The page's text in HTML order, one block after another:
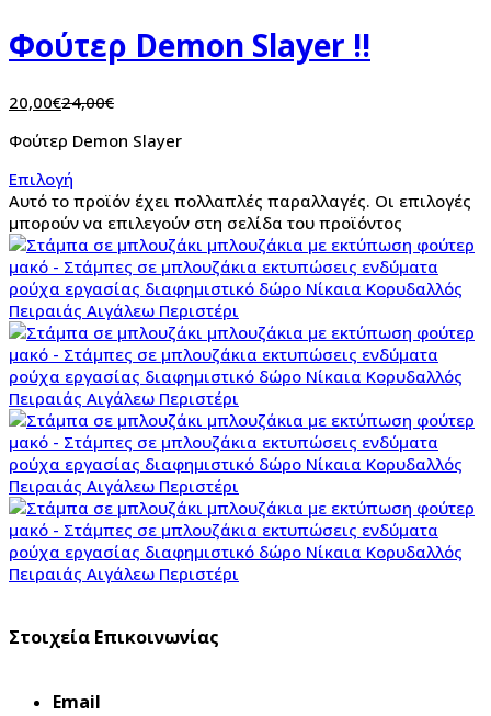
Φούτερ Demon Slayer !!
20,00€24,00€
Φούτερ Demon Slayer
Επιλογή
Αυτό το προϊόν έχει πολλαπλές παραλλαγές. Οι επιλογές
μπορούν να επιλεγούν στη σελίδα του προϊόντος
Στοιχεία Επικοινωνίας
Email